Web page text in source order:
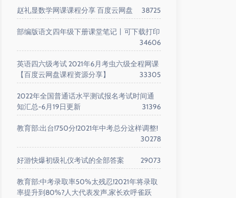
赵礼显数学网课课程分享 百度云网盘 38725
部编版语文四年级下册课堂笔记丨可下载打印
34606
英语四六级考试 2021年6月考虫六级全程网课
【百度云网盘课程资源分享】
33305
2022年全国普通话水平测试报名考试时间通
知汇总-6月19日更新
31396
教育部:出台!750分!2021年中考总分这样调整!
30278
好游快爆初级礼仪考试的全部答案 29073
教育部:中考录取率50%太残忍!2021年将录取
率提升到80%?人大代表发声,家长欢呼雀跃